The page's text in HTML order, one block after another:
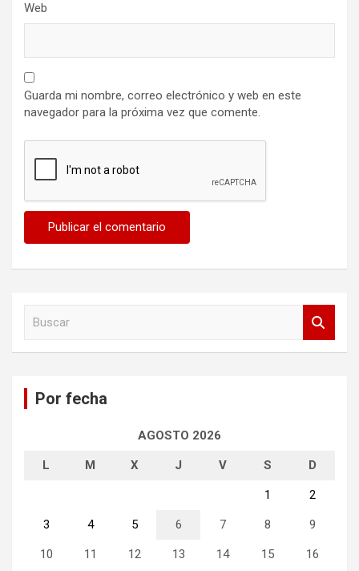
Web
Guarda mi nombre, correo electrónico y web en este
navegador para la próxima vez que comente.
Por fecha
AGOSTO 2026
L M X J V S D
1 2
3 4 5 6 7 8 9
10 11 12 13 14 15 16